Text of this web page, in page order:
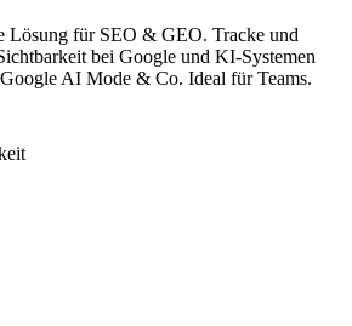
Lösung für SEO & GEO. Tracke und
bei Google und KI-Systemen
AI Mode & Co. Ideal für Teams.